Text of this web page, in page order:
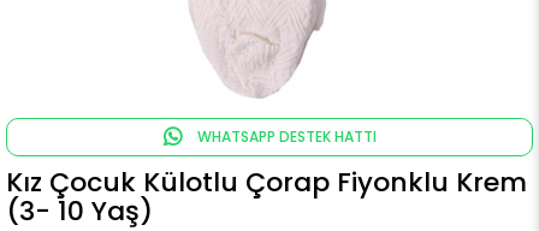
WHATSAPP DESTEK HATTI
Kız Çocuk Külotlu Çorap Fiyonklu Krem
(3- 10 Yaş)